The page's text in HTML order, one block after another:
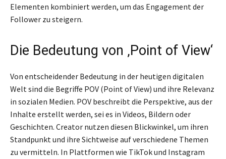
Elementen kombiniert werden, um das Engagement der
Follower zu steigern.
Die Bedeutung von ‚Point of View‘
Von entscheidender Bedeutung in der heutigen digitalen
Welt sind die Begriffe POV (Point of View) und ihre Relevanz
in sozialen Medien. POV beschreibt die Perspektive, aus der
Inhalte erstellt werden, sei es in Videos, Bildern oder
Geschichten. Creator nutzen diesen Blickwinkel, um ihren
Standpunkt und ihre Sichtweise auf verschiedene Themen
zu vermitteln. In Plattformen wie TikTok und Instagram